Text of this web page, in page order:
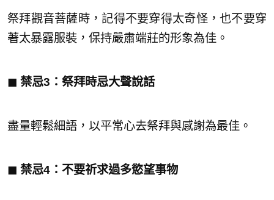
祭拜觀音菩薩時，記得不要穿得太奇怪，也不要穿
著太暴露服裝，保持嚴肅端莊的形象為佳。
◼︎ 禁忌3：祭拜時忌大聲說話
盡量輕鬆細語，以平常心去祭拜與感謝為最佳。
◼︎ 禁忌4：不要祈求過多慾望事物